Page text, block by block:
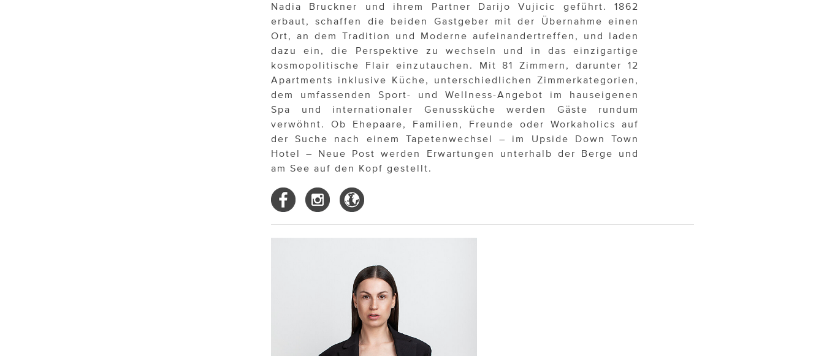
Nadia Bruckner und ihrem Partner Darijo Vujicic geführt. 1862
erbaut, schaffen die beiden Gastgeber mit der Übernahme einen
Ort, an dem Tradition und Moderne aufeinandertreffen, und laden
dazu ein, die Perspektive zu wechseln und in das einzigartige
kosmopolitische Flair einzutauchen. Mit 81 Zimmern, darunter 12
Apartments inklusive Küche, unterschiedlichen Zimmerkategorien,
dem umfassenden Sport- und Wellness-Angebot im hauseigenen
Spa und internationaler Genussküche werden Gäste rundum
verwöhnt. Ob Ehepaare, Familien, Freunde oder Workaholics auf
der Suche nach einem Tapetenwechsel – im Upside Down Town
Hotel – Neue Post werden Erwartungen unterhalb der Berge und
am See auf den Kopf gestellt.